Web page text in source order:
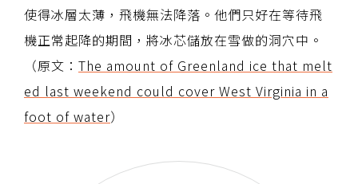
使得冰層太薄，飛機無法降落。他們只好在等待飛
機正常起降的期間，將冰芯儲放在雪做的洞穴中。
（原文： The amount of Greenland ice that melt
ed last weekend could cover West Virginia in a
foot of water）